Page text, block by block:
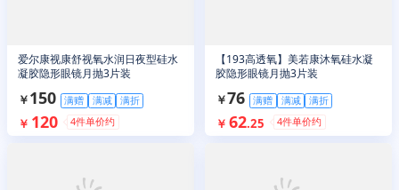
爱尔康视康舒视氧水润日夜型硅水
凝胶隐形眼镜月抛3片装
￥150 满赠 满减 满折
￥ 120 4件单价约
【193高透氧】美若康沐氧硅水凝
胶隐形眼镜月抛3片装
￥76 满赠 满减 满折
￥ 62.25 4件单价约